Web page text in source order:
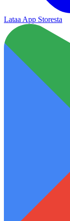
Lataa App Storesta